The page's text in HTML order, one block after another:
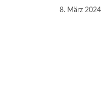
8. März 2024